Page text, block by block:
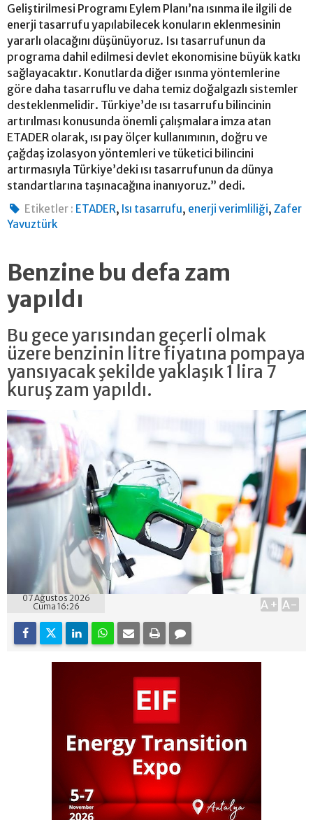
Geliştirilmesi Programı Eylem Planı’na ısınma ile ilgili de
enerji tasarrufu yapılabilecek konuların eklenmesinin
yararlı olacağını düşünüyoruz. Isı tasarrufunun da
programa dahil edilmesi devlet ekonomisine büyük katkı
sağlayacaktır. Konutlarda diğer ısınma yöntemlerine
göre daha tasarruflu ve daha temiz doğalgazlı sistemler
desteklenmelidir. Türkiye’de ısı tasarrufu bilincinin
artırılması konusunda önemli çalışmalara imza atan
ETADER olarak, ısı pay ölçer kullanımının, doğru ve
çağdaş izolasyon yöntemleri ve tüketici bilincini
artırmasıyla Türkiye’deki ısı tasarrufunun da dünya
standartlarına taşınacağına inanıyoruz.” dedi.
Etiketler : ETADER, Isı tasarrufu, enerji verimliliği,Zafer
Yavuztürk
Benzine bu defa zam
yapıldı
Bu gece yarısından geçerli olmak
üzere benzinin litre fiyatına pompaya
yansıyacak şekilde yaklaşık 1 lira 7
kuruş zam yapıldı.
07 Ağustos 2026
Cuma 16:26
A+ A-